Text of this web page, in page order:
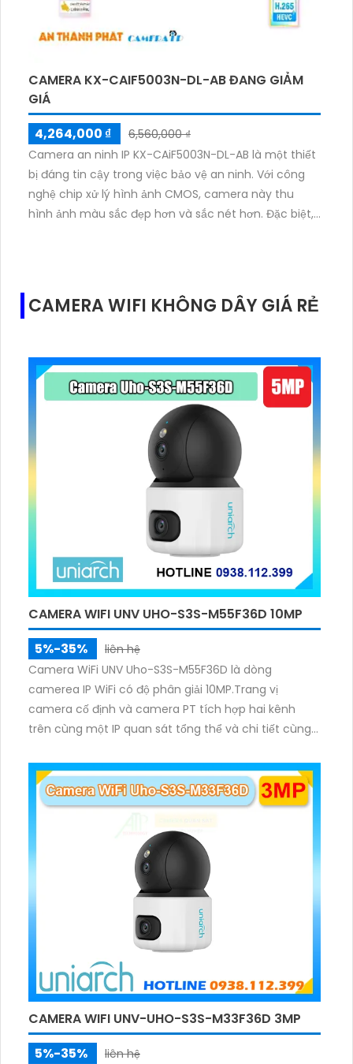
CAMERA KX-CAIF5003N-DL-AB ĐANG GIẢM
GIÁ
4,264,000 ₫
6,560,000 ₫
Camera an ninh IP KX-CAiF5003N-DL-AB là một thiết
bị đáng tin cậy trong việc bảo vệ an ninh. Với công
nghệ chip xử lý hình ảnh CMOS, camera này thu
hình ảnh màu sắc đẹp hơn và sắc nét hơn. Đặc biệt,
camera này còn mang lại độ phân giải cao, lên đến
5.0 MP. Bạn cũng có thể dễ dàng giám sát qua điện
lượng Hồng Ngoại SMD, giúp bạn có được hình ảnh rõ
ràng và sắc nét trong mọi tình huống ánh sáng.
CAMERA WIFI KHÔNG DÂY GIÁ RẺ
CAMERA WIFI UNV UHO-S3S-M55F36D 10MP
5%-35%
liên hệ
Camera WiFi UNV Uho-S3S-M55F36D là dòng
camerea IP WiFi có độ phân giải 10MP.Trang vị
camera cố định và camera PT tích hợp hai kênh
trên cùng một IP quan sát tổng thể và chi tiết cùng
ánh sáng. Kết hợp hồng ngoại và đèn ấm cho hình
ảnh có màu trong nhiều điều kiện khác nhau trong
phạm vi 3m.
CAMERA WIFI UNV-UHO-S3S-M33F36D 3MP
5%-35%
liên hệ